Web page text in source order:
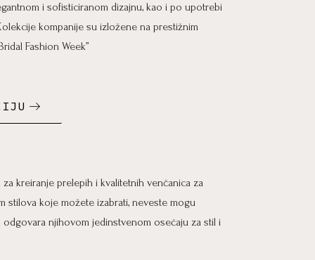
i sofisticiranom dizajnu, kao i po upotrebi
kompanije su izložene na prestižnim
Fashion Week”
kreiranje prelepih i kvalitetnih venčanica za
stilova koje možete izabrati, neveste mogu
njihovom jedinstvenom osećaju za stil i